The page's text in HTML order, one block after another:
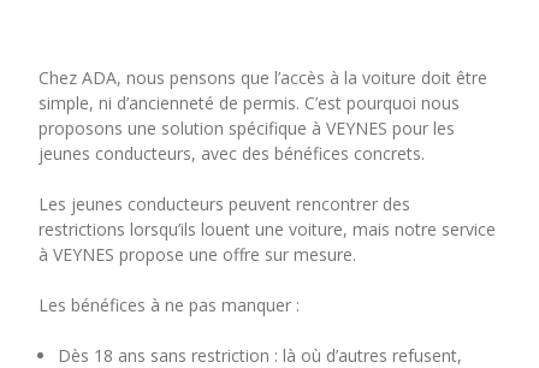
Chez ADA, nous pensons que l’accès à la voiture doit être
simple, ni d’ancienneté de permis. C’est pourquoi nous
proposons une solution spécifique à VEYNES pour les
jeunes conducteurs, avec des bénéfices concrets.
Les jeunes conducteurs peuvent rencontrer des
restrictions lorsqu’ils louent une voiture, mais notre service
à VEYNES propose une offre sur mesure.
Les bénéfices à ne pas manquer :
Dès 18 ans sans restriction : là où d’autres refusent,